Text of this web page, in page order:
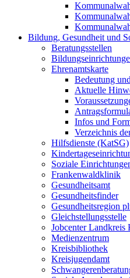
Bildung, Gesundheit und
Beratungsstellen
Ehrenamtskarte
Bedeutung
Aktuelle
Infos und
Verzeichnis
Hilfsdienste (KatSG)
Soziale
Frankenwaldklinik
Gesundheitsamt
Gesundheitsfinder
Gesundheitsregion
Gleichstellungsstelle
Jobcenter Landkreis
Medienzentrum
Kreisbibliothek
Kreisjugendamt